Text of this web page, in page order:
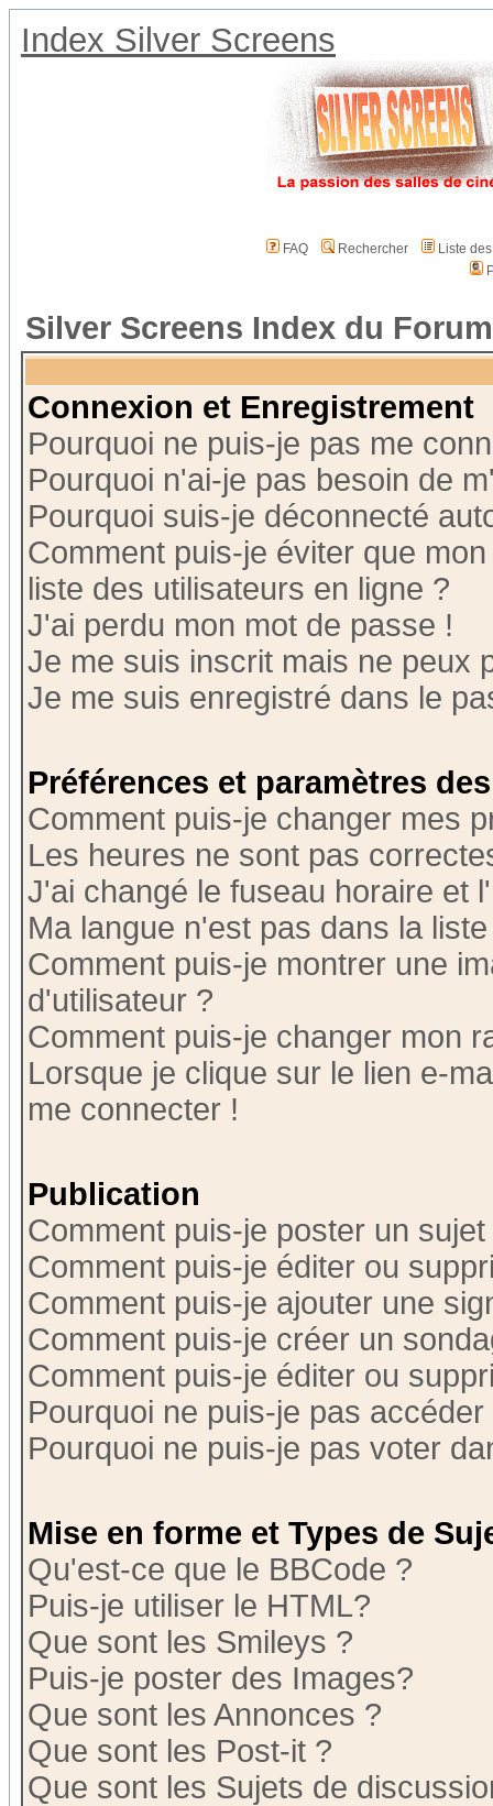
Index Silver Screens
FAQ Rechercher
Liste
Silver Screens Index du Forum
Connexion et Enregistrement
Pourquoi ne puis-je pas me
Pourquoi n'ai-je pas besoin de
Pourquoi suis-je déconnecté
Comment puis-je éviter que
liste des utilisateurs en ligne ?
J'ai perdu mon mot de passe !
Je me suis inscrit mais ne peux
Je me suis enregistré dans le
Préférences et paramètres
Comment puis-je changer mes
Les heures ne sont pas
J'ai changé le fuseau horaire et
Ma langue n'est pas dans la
Comment puis-je montrer une
d'utilisateur ?
Comment puis-je changer mon
Lorsque je clique sur le lien e-
me connecter !
Publication
Comment puis-je poster un
Comment puis-je éditer ou
Comment puis-je ajouter une
Comment puis-je créer un
Comment puis-je éditer ou
Pourquoi ne puis-je pas
Pourquoi ne puis-je pas voter
Mise en forme et Types de
Qu'est-ce que le BBCode ?
Puis-je utiliser le HTML?
Que sont les Smileys ?
Puis-je poster des Images?
Que sont les Annonces ?
Que sont les Post-it ?
Que sont les Sujets de